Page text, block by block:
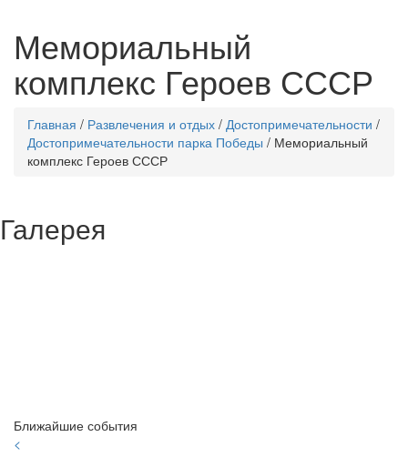
Мемориальный
комплекс Героев СССР
Главная / Развлечения и отдых / Достопримечательности /
Достопримечательности парка Победы / Мемориальный
комплекс Героев СССР
Галерея
Ближайшие события
<